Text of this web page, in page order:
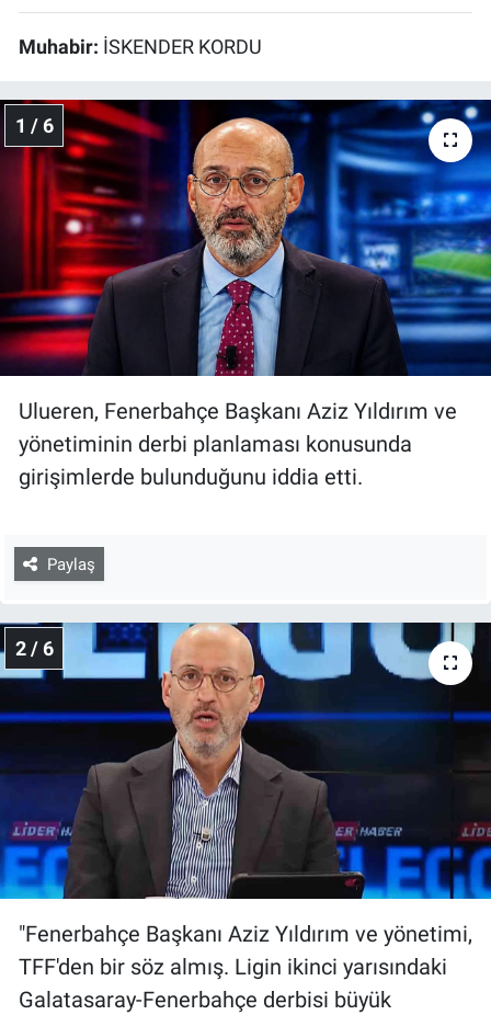
Muhabir: İSKENDER KORDU
1 / 6
Ulueren, Fenerbahçe Başkanı Aziz Yıldırım ve
yönetiminin derbi planlaması konusunda
girişimlerde bulunduğunu iddia etti.
Paylaş
2 / 6
"Fenerbahçe Başkanı Aziz Yıldırım ve yönetimi,
TFF'den bir söz almış. Ligin ikinci yarısındaki
Galatasaray-Fenerbahçe derbisi büyük